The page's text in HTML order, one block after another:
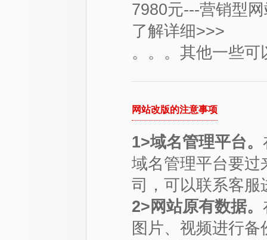
7980元---营销型
了解详细>>>
。。。其他一些
网站改版的注意事项
1>域名管理平台。
域名管理平台要过
司，可以联系客服
2>网站原有数据。
图片、视频进行